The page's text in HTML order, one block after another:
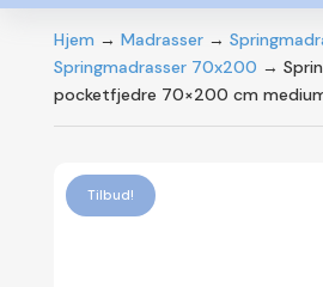
Hjem → Madrasser→
Springmadrasser 70x200 →
pocketfjedre 70×200 cm
Tilbud!